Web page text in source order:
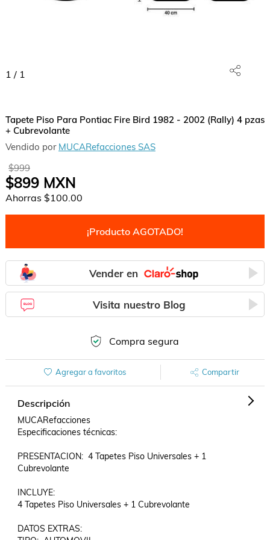
1 / 1
Tapete Piso Para Pontiac Fire Bird 1982 - 2002 (Rally) 4 pzas
+ Cubrevolante
Vendido por MUCARefacciones SAS
$999
$899MXN
Ahorras $100.00
¡Producto AGOTADO!
Vender en
Visita nuestro Blog
Compra segura
Agregar a favoritos Compartir
Descripción
MUCARefacciones
Especificaciones técnicas:
PRESENTACION:  4 Tapetes Piso Universales + 1
Cubrevolante
INCLUYE:
4 Tapetes Piso Universales + 1 Cubrevolante
DATOS EXTRAS: